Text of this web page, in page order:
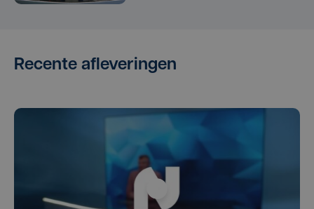
Recente afleveringen